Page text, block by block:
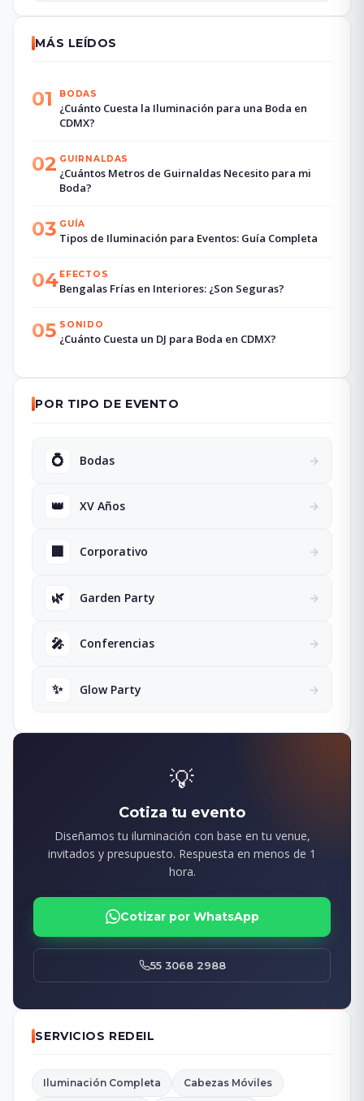
MÁS LEÍDOS
01 BODAS
¿Cuánto Cuesta la Iluminación para una Boda en
CDMX?
02 GUIRNALDAS
¿Cuántos Metros de Guirnaldas Necesito para mi
Boda?
03 GUÍA
Tipos de Iluminación para Eventos: Guía Completa
04 EFECTOS
Bengalas Frías en Interiores: ¿Son Seguras?
05 SONIDO
¿Cuánto Cuesta un DJ para Boda en CDMX?
POR TIPO DE EVENTO
💍 Bodas →
👑 XV Años →
🏢 Corporativo →
🌿 Garden Party →
🎤 Conferencias →
✨ Glow Party →
💡
Cotiza tu evento
Diseñamos tu iluminación con base en tu venue,
invitados y presupuesto. Respuesta en menos de 1
hora.
Cotizar por WhatsApp
55 3068 2988
SERVICIOS REDEIL
Iluminación Completa Cabezas Móviles